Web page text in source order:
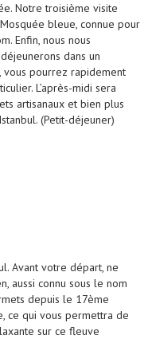
Notre troisième visite
bleue, connue pour
Enfin, nous nous
dans un
vous pourrez rapidement
L’après-midi sera
artisanaux et bien plus
(Petit-déjeuner)
Avant votre départ, ne
aussi connu sous le nom
depuis le 17ème
ce qui vous permettra de
sur ce fleuve